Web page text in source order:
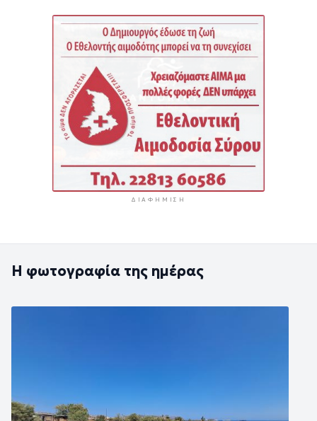
ΔΙΑΦΉΜΙΣΗ
Η φωτογραφία της ημέρας